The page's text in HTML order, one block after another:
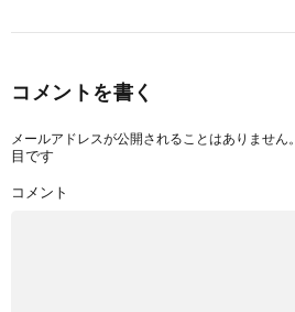
コメントを書く
メールアドレスが公開されることはありません。
目です
コメント